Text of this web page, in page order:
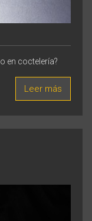
en coctelería?
Leer más